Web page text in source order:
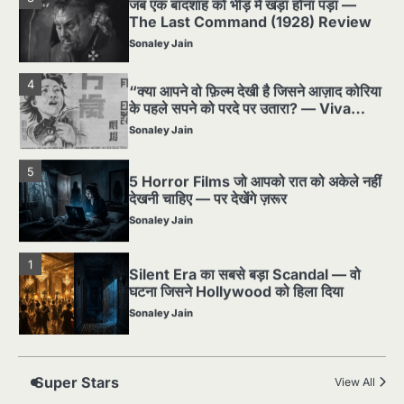
Sonaley Jain
“क्या आपने वो फ़िल्म देखी है जिसने आज़ाद कोरिया
Freedom! (1946) रिव्यू”
Sonaley Jain
5
देखनी चाहिए — पर देखेंगे ज़रूर
Sonaley Jain
1
घटना जिसने Hollywood को हिला दिया
Sonaley Jain
2
पसीने और खून से लिखी गई मूक सिनेमा की कहानी:
Super Stars View All